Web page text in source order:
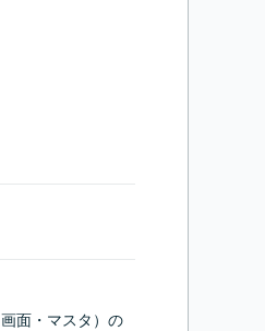
面・マスタ）の